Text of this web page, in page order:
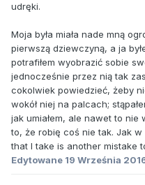
udręki.
Moja była miała nade mną
pierwszą dziewczyną, a ja
potrafiłem wyobrazić sobie
jednocześnie przez nią tak
cokolwiek powiedzieć, żeby
wokół niej na palcach;
jak umiałem, ale nawet to nie
to, że robię coś nie tak. Jak w
that I take is another mistake
Edytowane 19 Września